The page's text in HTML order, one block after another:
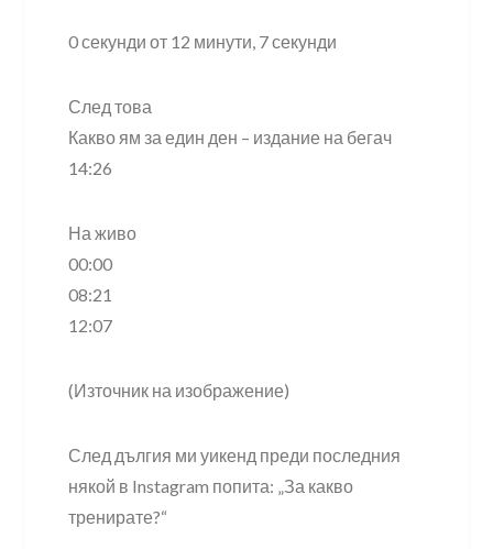
0 секунди от 12 минути, 7 секунди
След това
Какво ям за един ден – издание на бегач
14:26
На живо
00:00
08:21
12:07
(Източник на изображение)
След дългия ми уикенд преди последния
някой в ​​Instagram попита: „За какво
тренирате?“